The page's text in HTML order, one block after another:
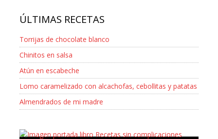
ÚLTIMAS RECETAS
Torrijas de chocolate blanco
Chinitos en salsa
Atún en escabeche
Lomo caramelizado con alcachofas, cebollitas y patatas
Almendrados de mi madre